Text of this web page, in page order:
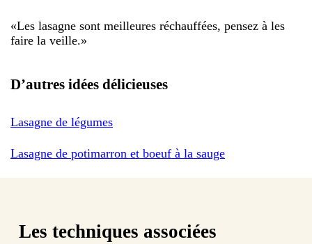
«Les lasagne sont meilleures réchauffées, pensez à les
faire la veille.»
D’autres idées délicieuses
Lasagne de légumes
Lasagne de potimarron et boeuf à la sauge
Les techniques associées